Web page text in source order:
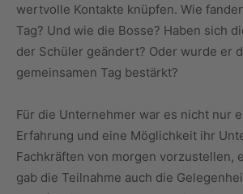
wertvolle Kontakte knüpfen. Wie
Tag? Und wie die Bosse? Haben sich
der Schüler geändert? Oder wurde er
gemeinsamen Tag bestärkt?
Für die Unternehmer war es nicht nur
Erfahrung und eine Möglichkeit ihr
Fachkräften von morgen vorzustellen,
gab die Teilnahme auch die